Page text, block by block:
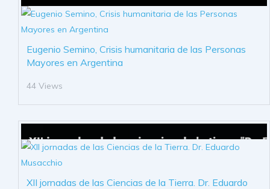
Eugenio Semino, Crisis humanitaria de las Personas
Mayores en Argentina
44 Views
XII jornadas de las Ciencias de la Tierra. Dr. Eduardo